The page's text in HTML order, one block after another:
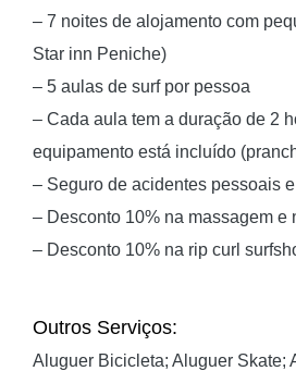
– 7 noites de alojamento com
Star inn Peniche)
– 5 aulas de surf por pessoa
– Cada aula tem a duração de 2
equipamento está incluído
– Seguro de acidentes pessoais
– Desconto 10% na massagem e
– Desconto 10% na rip curl
Outros Serviços:
Aluguer Bicicleta; Aluguer Skate;